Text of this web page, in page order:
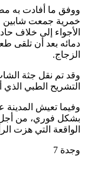
ووفق ما أفادت به
خمرية جمعت شابين
الأجواء إلى خلاف
دمائه بعد أن تلقى
الزجاج.
وقد تم نقل جثة
التشريح الطبي الذي
وفيما تعيش المدينة
بشكل فوري، من
الواقعة التي هزت
وجدة 7